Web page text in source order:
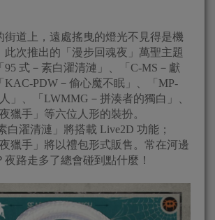
街道上，遠處搖曳的燈光不見得是機
此次推出的「漫步回魂夜」萬聖主題
95 式－素白濯清漣」、「C-MS－獻
KAC-PDW－偷心魔不眠」、「MP-
」、「LWMMG－拼湊者的獨白」、
獵手」等六位人形的裝扮。
白濯清漣」將搭載 Live2D 功能；
夜獵手」將以禮包形式販售。常在河邊
夜路走多了總會碰到點什麼！